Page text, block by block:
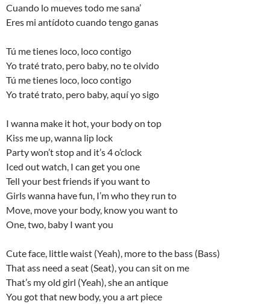
Cuando lo mueves todo me sana’
Eres mi antídoto cuando tengo ganas
Tú me tienes loco, loco contigo
Yo traté trato, pero baby, no te olvido
Tú me tienes loco, loco contigo
Yo traté trato, pero baby, aquí yo sigo
I wanna make it hot, your body on top
Kiss me up, wanna lip lock
Party won’t stop and it’s 4 o’clock
Iced out watch, I can get you one
Tell your best friends if you want to
Girls wanna have fun, I’m who they run to
Move, move your body, know you want to
One, two, baby I want you
Cute face, little waist (Yeah), more to the bass (Bass)
That ass need a seat (Seat), you can sit on me
That’s my old girl (Yeah), she an antique
You got that new body, you a art piece